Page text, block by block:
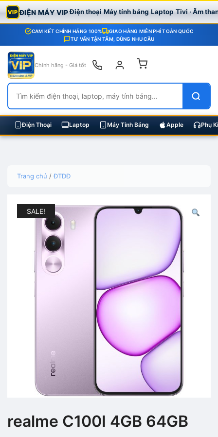
VIP ĐIỆN MÁY VIPĐiện thoại Máy tính bảng Laptop Tivi · Âm
CAM KẾT CHÍNH HÃNG 100%
GIAO HÀNG MIỄN PHÍ TOÀN QUỐC
TƯ VẤN TẬN TÂM, ĐÚNG NHU CẦU
Chính hãng - Giá tốt
Điện Thoại Laptop Máy Tính Bảng Apple Phụ
Trang chủ /ĐTDĐ
SALE!
realme C100I 4GB 64GB